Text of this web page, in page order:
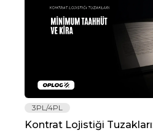
3PL/4PL
Kontrat Lojistiği